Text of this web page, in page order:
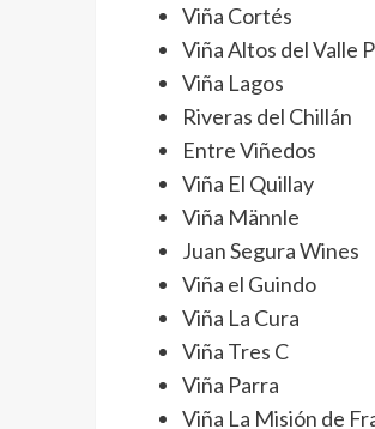
Viña Cortés
Viña Altos del Valle
Viña Lagos
Riveras del Chillán
Entre Viñedos
Viña El Quillay
Viña Männle
Juan Segura Wines
Viña el Guindo
Viña La Cura
Viña Tres C
Viña Parra
Viña La Misión de